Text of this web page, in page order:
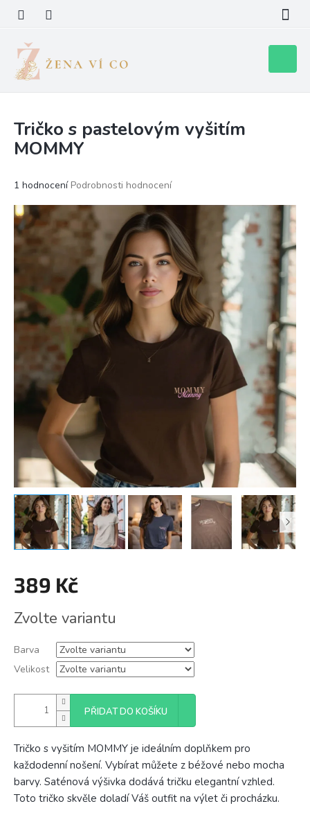
obsah
košík
Tričko s pastelovým vyšitím
MOMMY
Průměrné
produktu
je
5,0
hvězdiček.
1 hodnocení Podrobnosti hodnocení
389 Kč
cena:
Zvolte variantu
Barva
Velikost
PŘIDAT DO KOŠÍKU
Tričko s vyšitím MOMMY je ideálním doplňkem pro
každodenní nošení. Vybírat můžete z béžové nebo mocha
barvy. Saténová výšivka dodává tričku elegantní vzhled.
Toto tričko skvěle doladí Váš outfit na výlet či procházku.